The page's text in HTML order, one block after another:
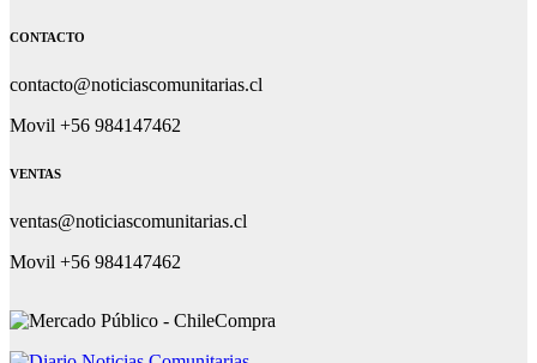
CONTACTO
contacto@noticiascomunitarias.cl
Movil +56 984147462
VENTAS
ventas@noticiascomunitarias.cl
Movil +56 984147462